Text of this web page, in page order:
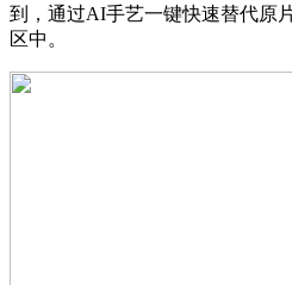
到，通过AI手艺一键快速替代原
区中。